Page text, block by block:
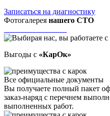
Записаться на диагностику
Фотогалерея нашего СТО
Выгоды с «КарОк»
Все официальные документы
Вы получаете полный пакет
заказ-наряд с перечнем
выполненных работ.